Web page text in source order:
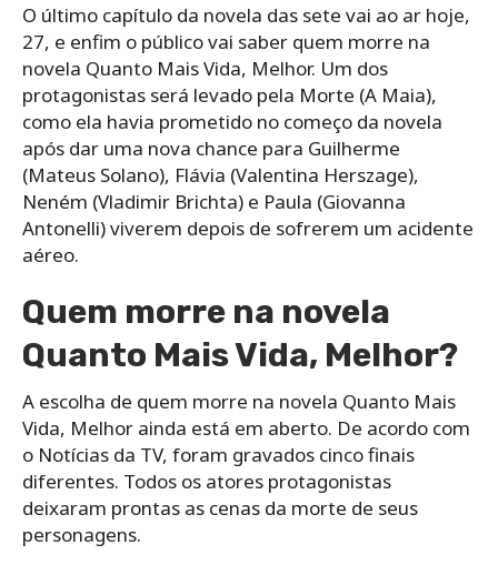
O último capítulo da novela das sete vai ao ar hoje,
27, e enfim o público vai saber quem morre na
novela Quanto Mais Vida, Melhor. Um dos
protagonistas será levado pela Morte (A Maia),
como ela havia prometido no começo da novela
após dar uma nova chance para Guilherme
(Mateus Solano), Flávia (Valentina Herszage),
Neném (Vladimir Brichta) e Paula (Giovanna
Antonelli) viverem depois de sofrerem um acidente
aéreo.
Quem morre na novela
Quanto Mais Vida, Melhor?
A escolha de quem morre na novela Quanto Mais
Vida, Melhor ainda está em aberto. De acordo com
o Notícias da TV, foram gravados cinco finais
diferentes. Todos os atores protagonistas
deixaram prontas as cenas da morte de seus
personagens.